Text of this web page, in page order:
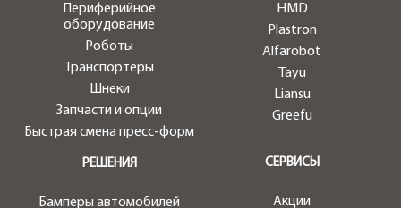
Периферийное
оборудование
Роботы
Транспортеры
Шнеки
Запчасти и опции
Быстрая смена пресс-форм
HMD
Plastron
Alfarobot
Tayu
Liansu
Greefu
СЕРВИСЫ
Акции
РЕШЕНИЯ
Бамперы автомобилей